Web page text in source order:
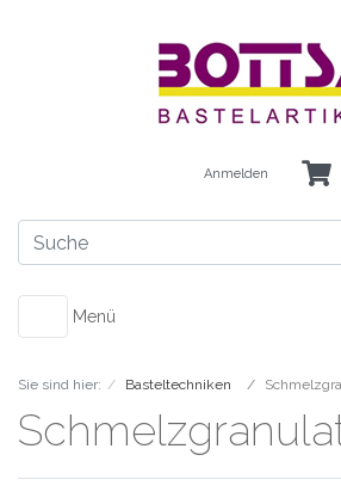
Anmelden
Menü
Sie sind hier: Basteltechniken
Schmelzgranulat